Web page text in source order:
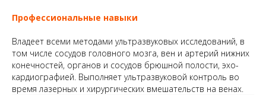
Профессиональные навыки
Владеет всеми методами ультразвуковых исследований, в
том числе сосудов головного мозга, вен и артерий нижних
конечностей, органов и сосудов брюшной полости, эхо-
кардиографией. Выполняет ультразвуковой контроль во
время лазерных и хирургических вмешательств на венах.